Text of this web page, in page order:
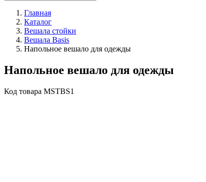
Главная
Каталог
Вешала стойки
Вешала Basis
Напольное вешало для одежды
Напольное вешало для одежды
Код товара MSTBS1